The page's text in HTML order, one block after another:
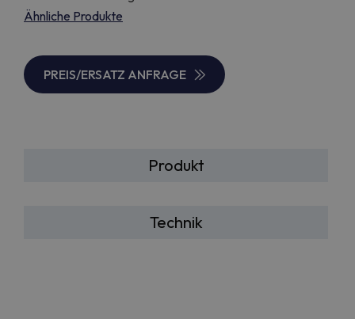
Ähnliche Produkte
PREIS/ERSATZ ANFRAGE
Produkt
Technik